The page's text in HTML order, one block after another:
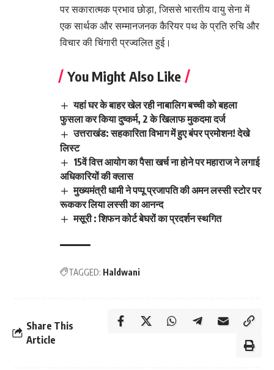
पर सकारात्मक प्रभाव छोड़ा, जिससे भारतीय वायु सेना में
एक सार्थक और सम्मानजनक कैरियर पथ के प्रति रुचि और
विचार की चिंगारी प्रज्वलित हुई।
You Might Also Like
यहां घर के बाहर खेल रही नाबालिग बच्ची को बहला
फुसला कर किया दुष्कर्म, 2 के खिलाफ मुकदमा दर्ज
उत्तराखंड: सहकारिता विभाग में हुए बंपर प्रमोशन! देखे
लिस्ट
15वें वित्त आयोग का पैसा खर्च ना होने पर महाराज ने लगाई
अधिकारियों की क्लास
मुख्यमंत्री धामी ने पप्पू प्रजापति की अमन लस्सी स्टोर पर
रूककर लिया लस्सी का आनन्द
मसूरी : शिफन कोर्ट बेघरों का प्रदर्शन स्थगित
TAGGED: Haldwani
Share This
Article